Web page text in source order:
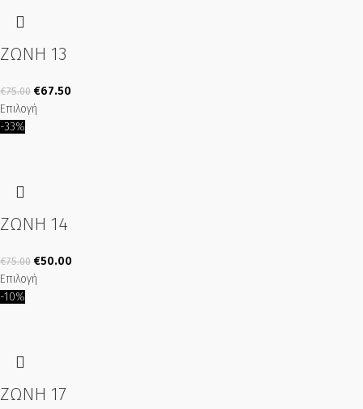
ΖΩΝΗ 13
€75.00 €67.50
Επιλογή
-33%
ΖΩΝΗ 14
€75.00 €50.00
Επιλογή
-10%
ΖΩΝΗ 17